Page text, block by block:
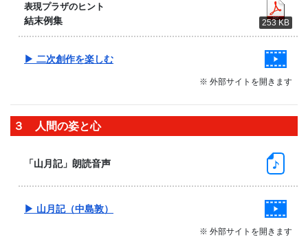
表現プラザのヒント
結末例集 253 KB
▶ 二次創作を楽しむ
※ 外部サイトを開きます
３ 人間の姿と心
「山月記」朗読音声
▶ 山月記（中島敦）
※ 外部サイトを開きます